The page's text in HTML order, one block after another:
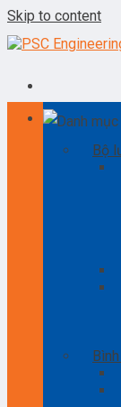
Skip to content
Danh
Bộ